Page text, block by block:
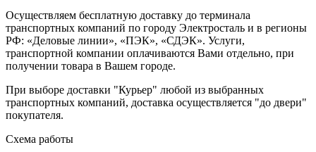
Осуществляем бесплатную доставку до терминала
транспортных компаний по городу Электросталь и в регионы
РФ: «Деловые линии», «ПЭК», «СДЭК». Услуги,
транспортной компании оплачиваются Вами отдельно, при
получении товара в Вашем городе.
При выборе доставки "Курьер" любой из выбранных
транспортных компаний, доставка осуществляется "до двери"
покупателя.
Схема работы